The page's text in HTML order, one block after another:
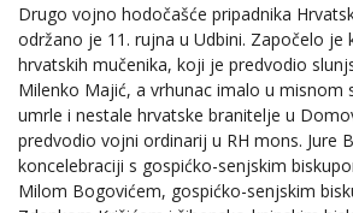
Drugo vojno hodočašće pripadnika
održano je 11. rujna u Udbini. Započelo je
hrvatskih mučenika, koji je predvodio
Milenko Majić, a vrhunac imalo u misnom
umrle i nestale hrvatske branitelje u
predvodio vojni ordinarij u RH mons. Jure
koncelebraciji s gospićko-senjskim
Milom Bogovićem, gospićko-senjskim